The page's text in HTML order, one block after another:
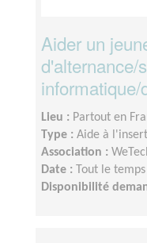
Aider un
d'alternance/
Lieu : Partout en
Type : Aide à
Association :
Date :
Tout le temps
Disponibilité